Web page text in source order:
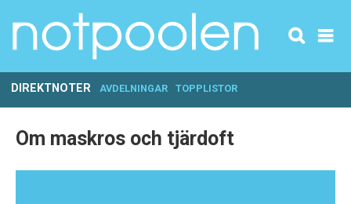
DIREKTNOTER AVDELNINGAR TOPPLISTOR
Om maskros och tjärdoft